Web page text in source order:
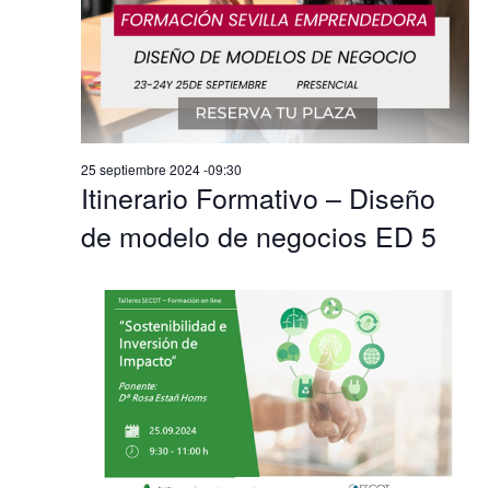
Itinerario Formativo – Diseño
de modelo de negocios ED 5
25 septiembre 2024 -09:30